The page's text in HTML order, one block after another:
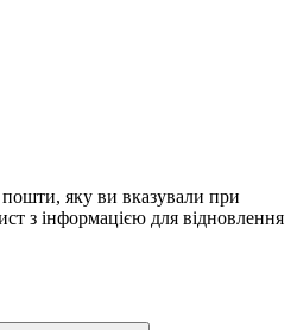
пошти, яку ви вказували при
з інформацією для відновлення